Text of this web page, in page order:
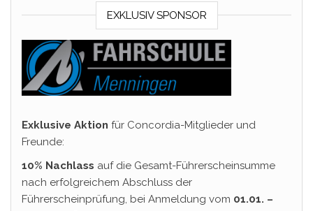
EXKLUSIV SPONSOR
Exklusive Aktion für Concordia-Mitglieder und
Freunde:
10% Nachlass auf die Gesamt-Führerscheinsumme
nach erfolgreichem Abschluss der
Führerscheinprüfung, bei Anmeldung vom 01.01. –